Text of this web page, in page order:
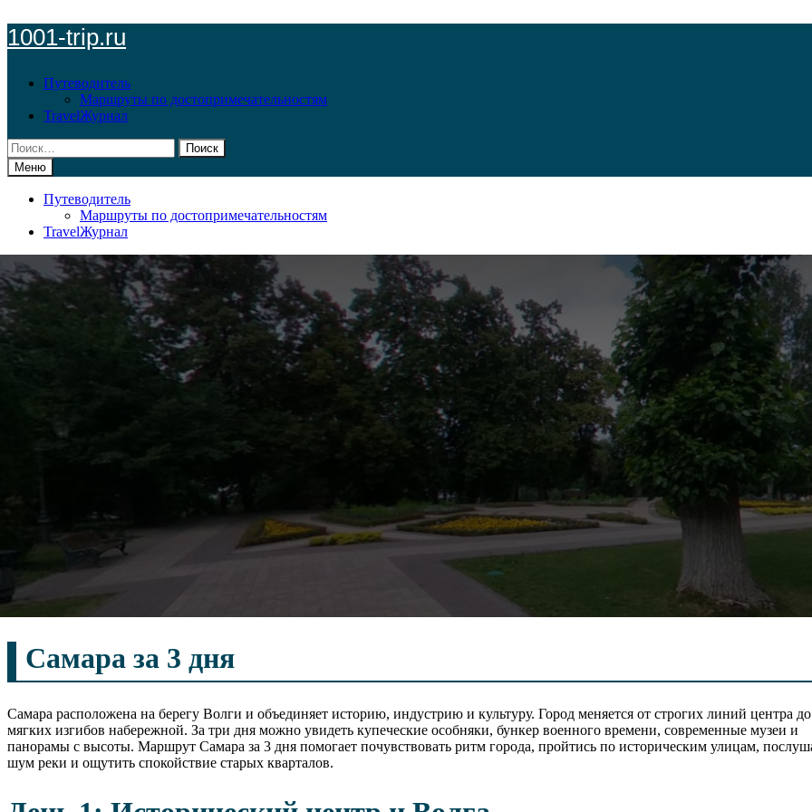
Перейти
к1001-trip.ru
Путеводитель
Маршруты по достопримечательностям
TravelЖурнал
Найти:
Меню
Путеводитель
Маршруты по достопримечательностям
TravelЖурнал
Самара за 3 дня
Самара расположена на берегу Волги и объединяет историю, индустрию и культуру. Город меняется от строгих линий центра до
мягких изгибов набережной. За три дня можно увидеть купеческие особняки, бункер военного времени, современные музеи и
панорамы с высоты. Маршрут Самара за 3 дня помогает почувствовать ритм города, пройтись по историческим улицам,
шум реки и ощутить спокойствие старых кварталов.